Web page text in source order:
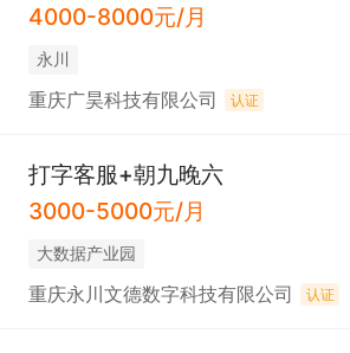
4000-8000元/月
永川
重庆广昊科技有限公司 认证
打字客服+朝九晚六
3000-5000元/月
大数据产业园
重庆永川文德数字科技有限公司 认证